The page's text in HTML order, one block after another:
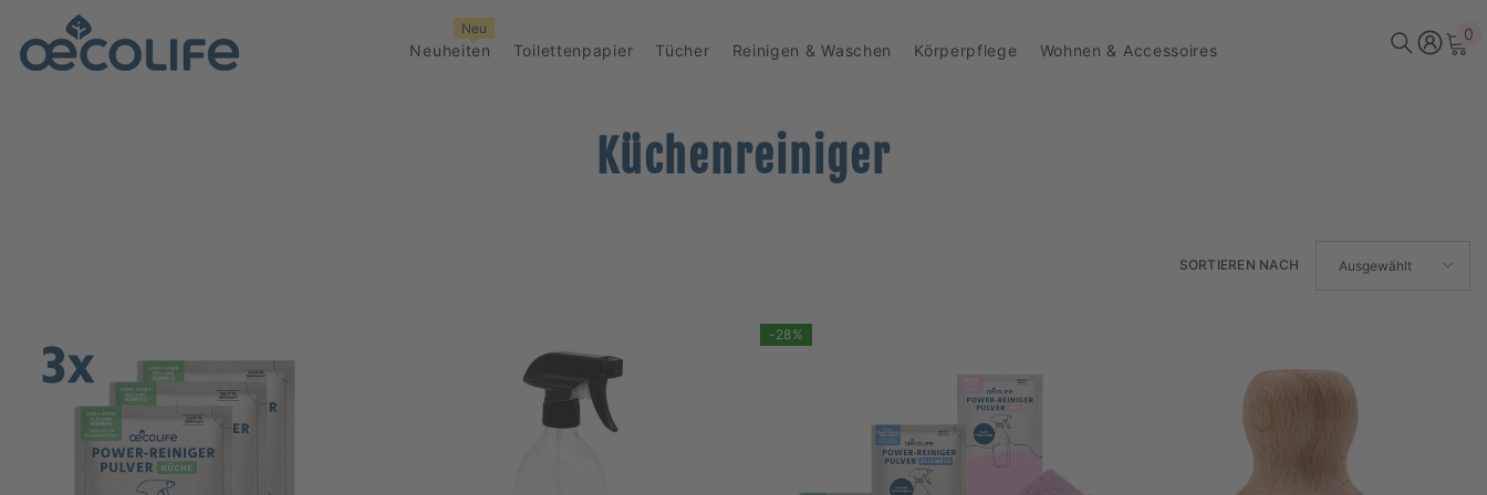
Neuheiten
Neu
Toilettenpapier Tücher Reinigen & Waschen Körperpflege Wohnen & Accessoires
0
Küchenreiniger
SORTIEREN NACH Ausgewählt
-28%